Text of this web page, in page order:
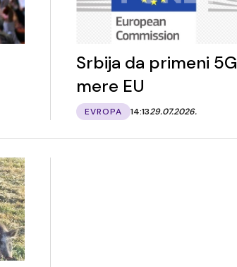
Srbija da primeni 5G
mere EU
EVROPA 14:1329.07.2026.